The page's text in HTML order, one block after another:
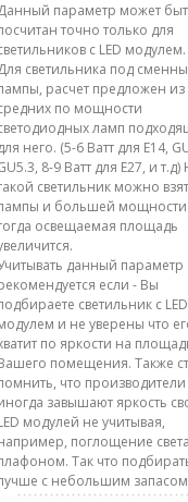
параметр может
точно только для
с LED модулем.
светильника под
расчет предложен из
по мощности
ламп
него. (5-6 Ватт для E14,
8-9 Ватт для E27, и т.д)
светильник можно
и большей
освещаемая площадь
данный параметр
если - Вы
светильник с LED
и не уверены что
по яркости на
помещения. Также
что производители
завышают яркость
модулей не учитывая,
поглощение света
Так что
с небольшим